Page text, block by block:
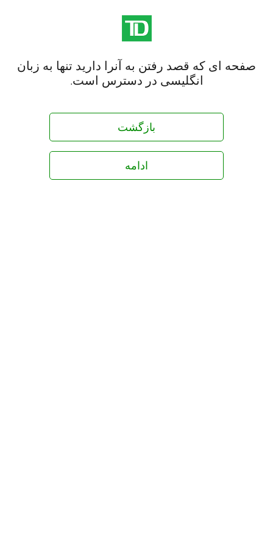
صفحه ای که قصد رفتن به آنرا دارید تنها به زبان
انگلیسی در دسترس است.
بازگشت
ادامه